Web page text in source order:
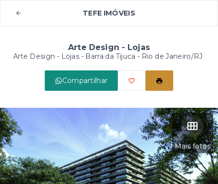
TEFE IMÓVEIS
Arte Design - Lojas
Arte Design - Lojas - Barra da Tijuca - Rio de Janeiro/RJ
Compartilhar
Mais fotos